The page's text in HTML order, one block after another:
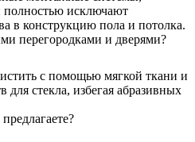
исключают
в конструкцию пола и потолка.
перегородками и дверями?
с помощью мягкой ткани и
для стекла, избегая абразивных